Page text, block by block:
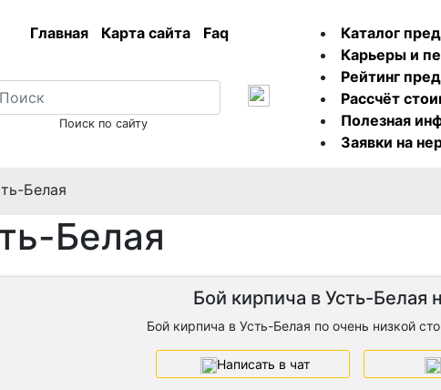
Главная Карта сайта Faq
Поиск по сайту
Каталог
Карьеры и
Рейтинг
Рассчёт
Полезная
Заявки на
Белая
Белая
Бой кирпича в Усть-Белая
Бой кирпича в Усть-Белая по очень низкой
Написать в чат